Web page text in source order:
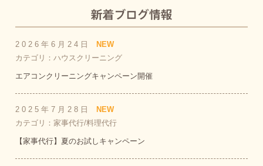
2026年6月24日
NEW
カテゴリ：ハウスクリーニング
エアコンクリーニングキャンペーン開催
2025年7月28日
NEW
カテゴリ：家事代行/料理代行
【家事代行】夏のお試しキャンペーン